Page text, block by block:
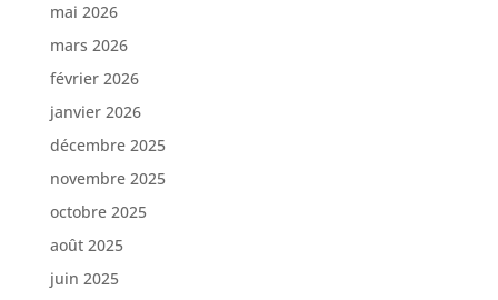
mai 2026
mars 2026
février 2026
janvier 2026
décembre 2025
novembre 2025
octobre 2025
août 2025
juin 2025